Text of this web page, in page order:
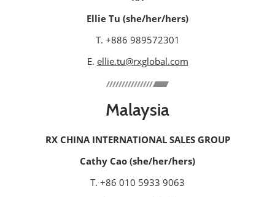
Ellie Tu (she/her/hers)
T. +886 989572301
E. ellie.tu@rxglobal.com
Malaysia
RX CHINA INTERNATIONAL SALES GROUP
Cathy Cao (she/her/hers)
T. +86 010 5933 9063